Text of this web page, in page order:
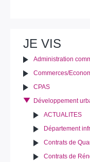
JE VIS
Administration
Commerces/
CPAS
Développement
ACTUALITES
Département
Contrats de
Contrats de